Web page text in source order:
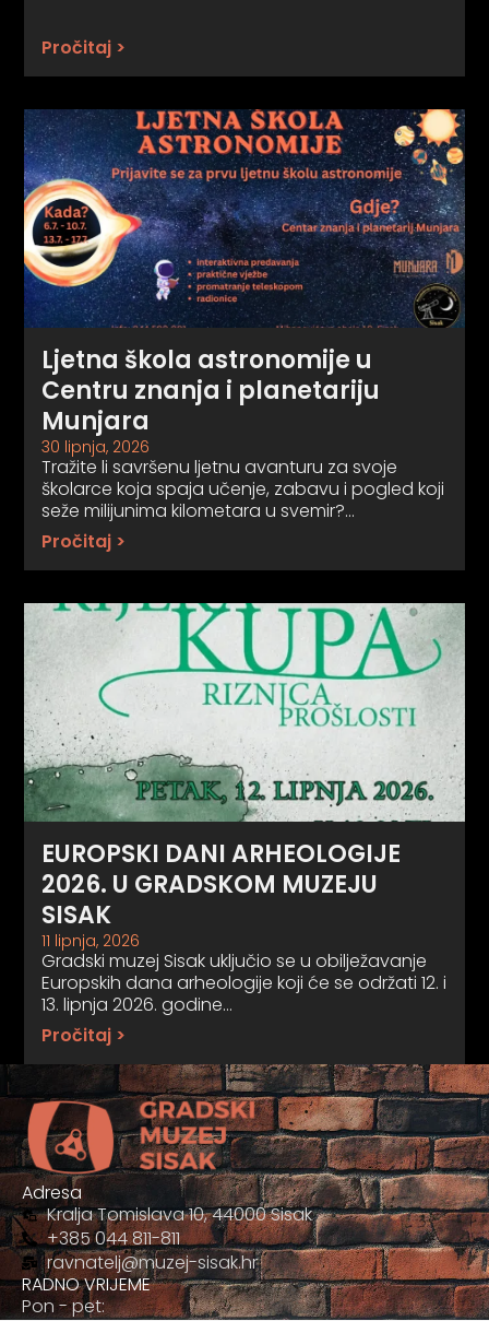
Pročitaj >
Ljetna škola astronomije u
Centru znanja i planetariju
Munjara
30 lipnja, 2026
Tražite li savršenu ljetnu avanturu za svoje
školarce koja spaja učenje, zabavu i pogled koji
seže milijunima kilometara u svemir?…
Pročitaj >
EUROPSKI DANI ARHEOLOGIJE
2026. U GRADSKOM MUZEJU
SISAK
11 lipnja, 2026
Gradski muzej Sisak uključio se u obilježavanje
Europskih dana arheologije koji će se održati 12. i
13. lipnja 2026. godine…
Pročitaj >
Adresa
Kralja Tomislava 10, 44000 Sisak
+385 044 811-811
ravnatelj@muzej-sisak.hr
RADNO VRIJEME
Pon - pet: